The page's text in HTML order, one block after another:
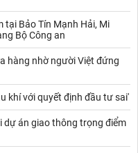
tại Bảo Tín Mạnh Hải, Mi
Bộ Công an
hàng nhờ người Việt đứng
khí với quyết định đầu tư sai'
dự án giao thông trọng điểm